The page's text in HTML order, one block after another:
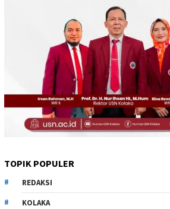
TOPIK POPULER
REDAKSI
KOLAKA